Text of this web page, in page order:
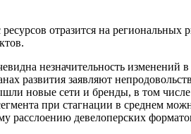
отразится на
незначительность изменений
развития заявляют
новые сети и бренды, в том
при стагнации в среднем
расслоению девелоперских